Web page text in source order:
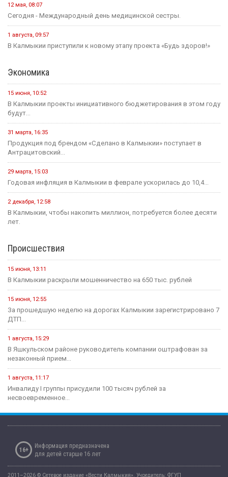
12 мая, 08:07
Сегодня - Международный день медицинской сестры.
1 августа, 09:57
В Калмыкии приступили к новому этапу проекта «Будь здоров!»
Экономика
15 июня, 10:52
В Калмыкии проекты инициативного бюджетирования в этом году
будут...
31 марта, 16:35
Продукция под брендом «Сделано в Калмыкии» поступает в
Антрацитовский...
29 марта, 15:03
Годовая инфляция в Калмыкии в феврале ускорилась до 10,4...
2 декабря, 12:58
В Калмыкии, чтобы накопить миллион, потребуется более десяти
лет.
Происшествия
15 июня, 13:11
В Калмыкии раскрыли мошенничество на 650 тыс. рублей
15 июня, 12:55
За прошедшую неделю на дорогах Калмыкии зарегистрировано 7
ДТП...
1 августа, 15:29
В Яшкульском районе руководитель компании оштрафован за
незаконный прием...
1 августа, 11:17
Инвалиду I группы присудили 100 тысяч рублей за
несвоевременное...
16+
Информация предназначена
для детей старше 16 лет
2011–2026 © Сетевое издание «Вести Калмыкия». Учредитель: ФГУП